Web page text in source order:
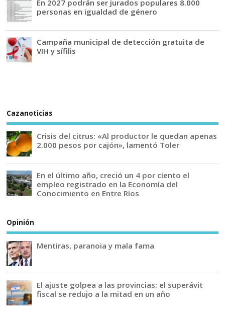
En 2027 podrán ser jurados populares 8.000
personas en igualdad de género
Campaña municipal de detección gratuita de
VIH y sífilis
Cazanoticias
Crisis del citrus: «Al productor le quedan apenas
2.000 pesos por cajón», lamentó Toler
En el último año, creció un 4 por ciento el
empleo registrado en la Economía del
Conocimiento en Entre Ríos
Opinión
Mentiras, paranoia y mala fama
El ajuste golpea a las provincias: el superávit
fiscal se redujo a la mitad en un año